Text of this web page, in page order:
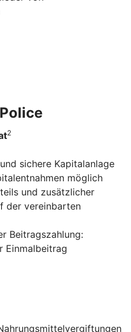
2
sichere Kapitalanlage
möglich
und zusätzlicher
der vereinbarten
Beitragszahlung:
Einmalbeitrag